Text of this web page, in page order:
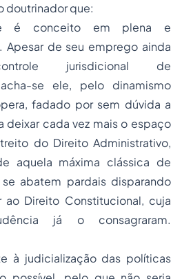
doutrinador que:
é conceito em plena e
Apesar de seu emprego ainda
jurisdicional de
se ele, pelo dinamismo
fadado por sem dúvida a
deixar cada vez mais o espaço
do Direito Administrativo,
aquela máxima clássica de
abatem pardais disparando
ao Direito Constitucional, cuja
já o consagraram.
à judicialização das políticas